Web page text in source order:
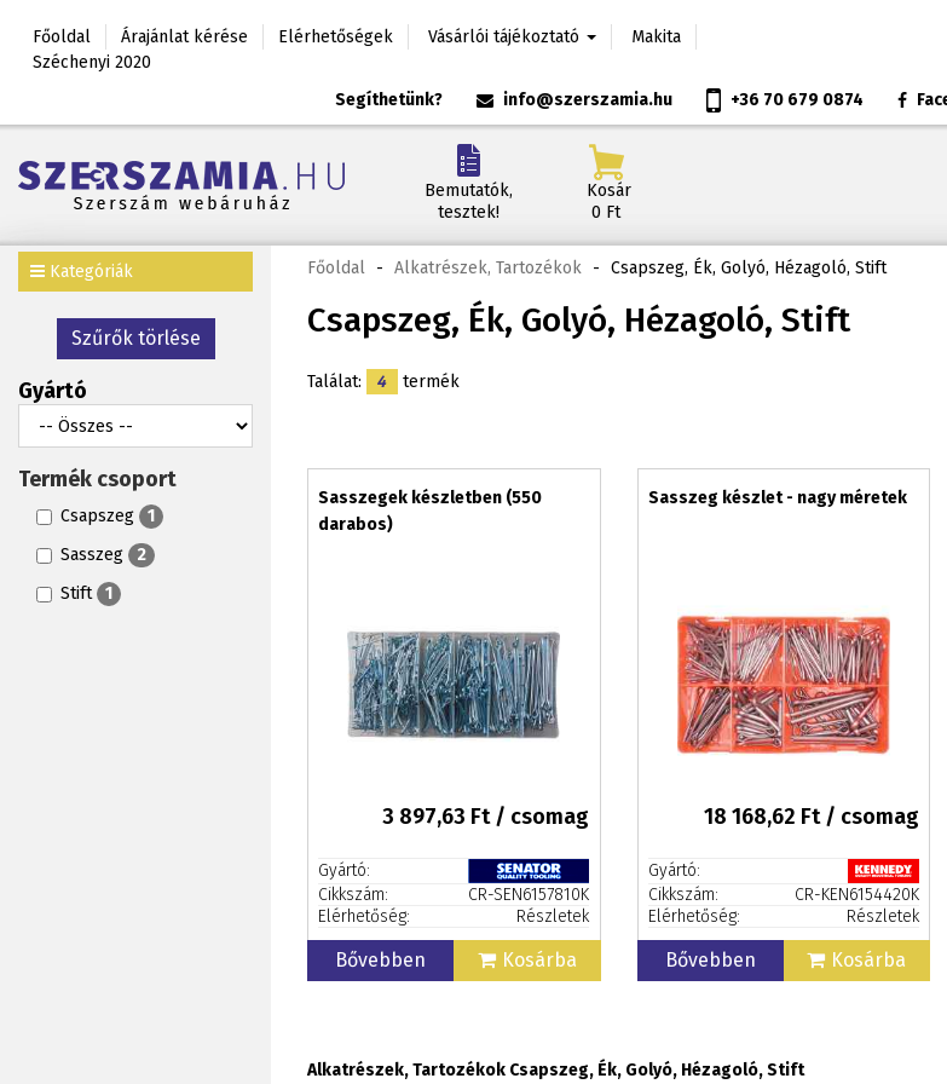
Főoldal Árajánlat kérése Elérhetőségek Vásárlói tájékoztató
Makita
Széchenyi 2020
Segíthetünk? info@szerszamia.hu +36 70 679 0874
Bemutatók,
tesztek!
Kosár
0 Ft
Kategóriák
Szűrők törlése
Gyártó
Termék csoport
Csapszeg
1
Sasszeg
2
Stift 1
Főoldal - Alkatrészek, Tartozékok - Csapszeg, Ék, Golyó, Hézagoló, Stift
Csapszeg, Ék, Golyó, Hézagoló, Stift
Találat: 4 termék
Sasszegek készletben (550
darabos)
3 897,63 Ft / csomag
Gyártó:
Cikkszám:
CR-SEN6157810K
Elérhetőség:
Részletek
Bővebben Kosárba
Sasszeg készlet - nagy méretek
18 168,62 Ft / csomag
Gyártó:
Cikkszám:
CR-KEN6154420K
Elérhetőség:
Részletek
Bővebben Kosárba
Alkatrészek, Tartozékok Csapszeg, Ék, Golyó, Hézagoló, Stift